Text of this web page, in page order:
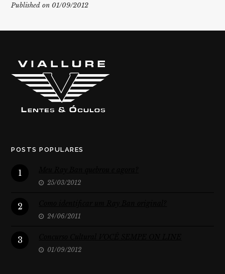
Published on 01/09/2012
POSTS POPULARES
1
25/03/2012
2
24/06/2011
3
01/09/2012